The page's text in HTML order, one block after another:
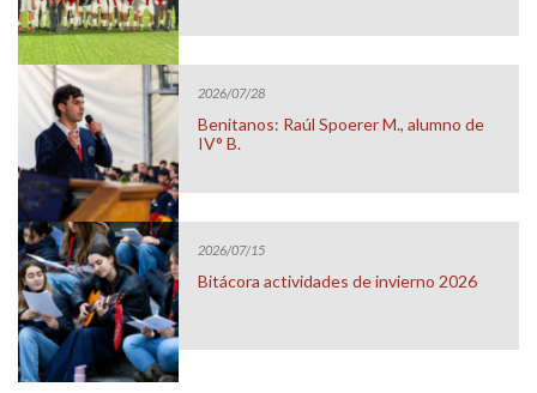
2026/07/28
Benitanos: Raúl Spoerer M., alumno de
IV° B.
2026/07/15
Bitácora actividades de invierno 2026